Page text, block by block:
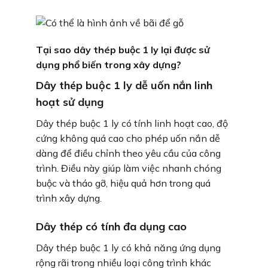
Tại sao dây thép buộc 1 ly lại được sử
dụng phổ biến trong xây dựng?
Dây thép buộc 1 ly dễ uốn nắn linh
hoạt sử dụng
Dây thép buộc 1 ly có tính linh hoạt cao, độ
cứng không quá cao cho phép uốn nắn dễ
dàng để điều chỉnh theo yêu cầu của công
trình. Điều này giúp làm việc nhanh chóng
buộc và tháo gỡ, hiệu quả hơn trong quá
trình xây dựng.
Dây thép có tính đa dụng cao
Dây thép buộc 1 ly có khả năng ứng dụng
rộng rãi trong nhiều loại công trình khác